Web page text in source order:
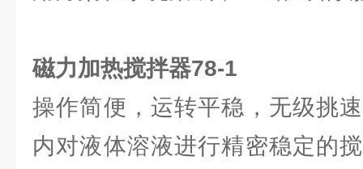
磁力加热搅拌器78-1
操作简便，运转平稳，无级挑
内对液体溶液进行精密稳定的